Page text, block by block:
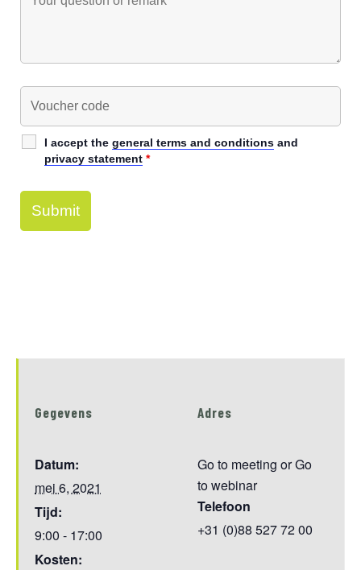
I accept the general terms and conditions and
privacy statement *
Gegevens
Datum:
mei 6, 2021
Tijd:
9:00 - 17:00
Kosten:
Adres
Go to meeting or Go
to webinar
Telefoon
+31 (0)88 527 72 00